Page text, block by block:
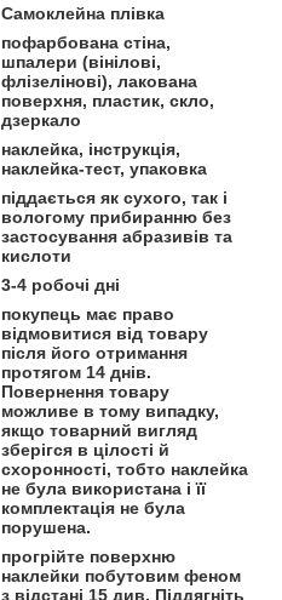
Самоклейна плівка
пофарбована стіна,
шпалери (вінілові,
флізелінові), лакована
поверхня, пластик, скло,
дзеркало
наклейка, інструкція,
наклейка-тест, упаковка
піддається як сухого, так і
вологому прибиранню без
застосування абразивів та
кислоти
3-4 робочі дні
покупець має право
відмовитися від товару
після його отримання
протягом 14 днів.
Повернення товару
можливе в тому випадку,
якщо товарний вигляд
зберігся в цілості й
схоронності, тобто наклейка
не була використана і її
комплектація не була
порушена.
прогрійте поверхню
наклейки побутовим феном
з відстані 15 див. Піддягніть